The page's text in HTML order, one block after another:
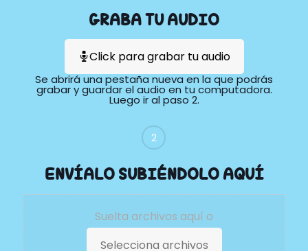
GRABA TU AUDIO
Click para grabar tu audio
Se abrirá una pestaña nueva en la que podrás
grabar y guardar el audio en tu computadora.
Luego ir al paso 2.
2
ENVÍALO SUBIÉNDOLO AQUÍ
Suelta archivos aquí o
Selecciona archivos